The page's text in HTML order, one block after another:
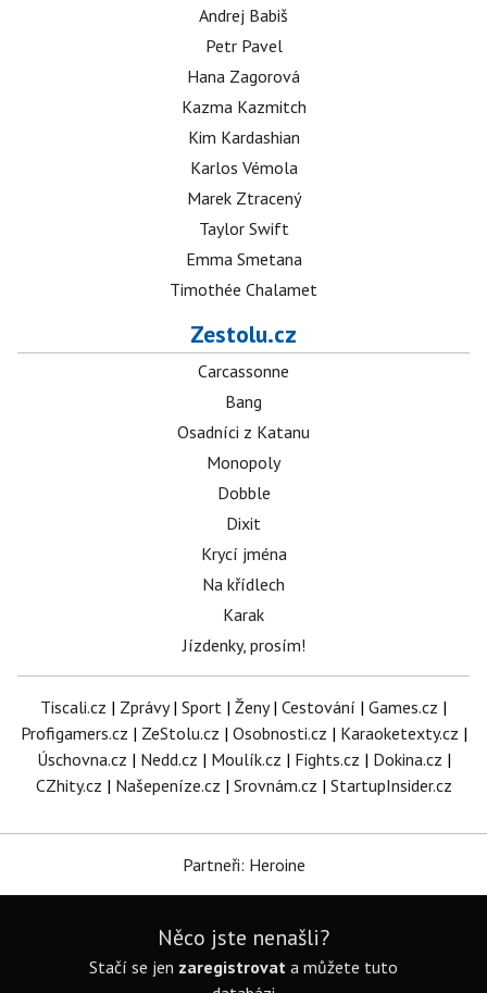
Andrej Babiš
Petr Pavel
Hana Zagorová
Kazma Kazmitch
Kim Kardashian
Karlos Vémola
Marek Ztracený
Taylor Swift
Emma Smetana
Timothée Chalamet
Zestolu.cz
Carcassonne
Bang
Osadníci z Katanu
Monopoly
Dobble
Dixit
Krycí jména
Na křídlech
Karak
Jízdenky, prosím!
Tiscali.cz | Zprávy| Sport | Ženy| Cestování | Games.cz |
Profigamers.cz | ZeStolu.cz | Osobnosti.cz | Karaoketexty.cz |
Úschovna.cz | Nedd.cz | Moulík.cz | Fights.cz | Dokina.cz |
CZhity.cz | Našepeníze.cz | Srovnám.cz | StartupInsider.cz
Partneři: Heroine
Něco jste nenašli?
Stačí se jen zaregistrovat a můžete tuto